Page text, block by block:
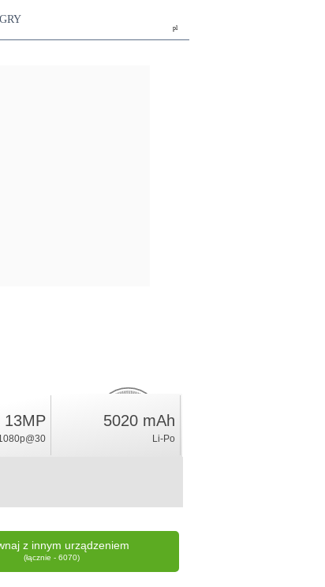
pl
GRY
7.6%
13MP 5020 mAh
Li-Po
z innym urządzeniem
(łącznie - 6070)